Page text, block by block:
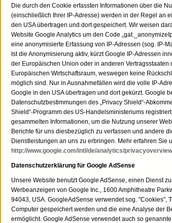
Die durch den Cookie erfassten Informationen über die
(einschließlich Ihrer IP-Adresse) werden in der Regel an
den USA übertragen und dort gespeichert. Wir weisen
Website Google Analytics um den Code
eine anonymisierte Erfassung von IP-Adressen (sog. IP-
Ist die Anonymisierung aktiv, kürzt Google IP-Adressen
der Europäischen Union oder in anderen Vertragsstaaten
Europäischen Wirtschaftsraum, weswegen keine
möglich sind. Nur in Ausnahmefällen wird die volle IP-
Google in den USA übertragen und dort gekürzt. Google
Datenschutzbestimmungen des „Privacy Shield“-
Shield“-Programm des US-Handelsministeriums
gesammelten Informationen, um die Nutzung unserer
Berichte für uns diesbezüglich zu verfassen und andere
Dienstleistungen an uns zu erbringen. Mehr erfahren Sie
http://www.google.com/intl/de/analytics/
Datenschutzerklärung für Google AdSense
Unsere Website benutzt Google AdSense, einen Dienst
Werbeanzeigen von Google Inc., 1600 Amphitheatre
94043, USA. GoogleAdSense verwendet sog. "Cookies",
Computer gespeichert werden und die eine Analyse der
ermöglicht. Google AdSense verwendet auch so